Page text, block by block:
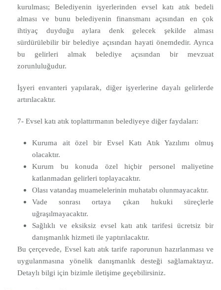
kurulması; Belediyenin işyerlerinden evsel katı atık bedeli
alması ve bunu belediyenin finansmanı açısından en çok
ihtiyaç duyduğu aylara denk gelecek şekilde alması
sürdürülebilir bir belediye açısından hayati önemdedir. Ayrıca
bu gelirleri almak belediye açısından bir mevzuat
zorunluluğudur.
İşyeri envanteri yapılarak, diğer işyerlerine dayalı gelirlerde
artırılacaktır.
7- Evsel katı atık toplattırmanın belediyeye diğer faydaları:
Kuruma ait özel bir Evsel Katı Atık Yazılımı olmuş
olacaktır.
Kurum bu konuda özel hiçbir personel maliyetine
katlanmadan gelirleri toplayacaktır.
Olası vatandaş muamelelerinin muhatabı olunmayacaktır.
Vade sonrası ortaya çıkan hukuki süreçlerle
uğraşılmayacaktır.
Sağlıklı ve eksiksiz evsel katı atık tarifesi ücretsiz bir
danışmanlık hizmeti ile yaptırılacaktır.
Bu çerçevede, Evsel katı atık tarife raporunun hazırlanması ve
uygulanmasına yönelik danışmanlık desteği sağlamaktayız.
Detaylı bilgi için bizimle iletişime geçebilirsiniz.